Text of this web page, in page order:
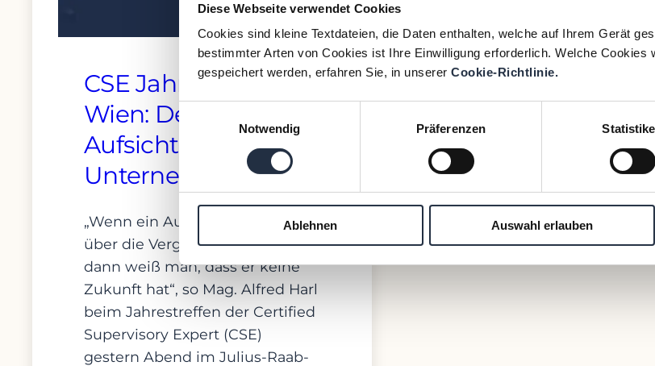
Diese Webseite verwendet Cookies
Cookies sind kleine Textdateien, die Daten enthalten, welche auf Ihrem Gerät
bestimmter Arten von Cookies ist Ihre Einwilligung erforderlich. Welche Cookies
gespeichert werden, erfahren Sie, in unserer Cookie-Richtlinie.
Einwilligungsauswahl
Notwendig
Präferenzen
Ablehnen Auswahl erlauben
CSE Jahrestreffen in
Wien: Der
Aufsichtsrat in der
Unternehmenskrise
„Wenn ein Aufsichtsrat immer
über die Vergangenheit redet,
dann weiß man, dass er keine
Zukunft hat“, so Mag. Alfred Harl
beim Jahrestreffen der Certified
Supervisory Expert (CSE)
gestern Abend im Julius-Raab-